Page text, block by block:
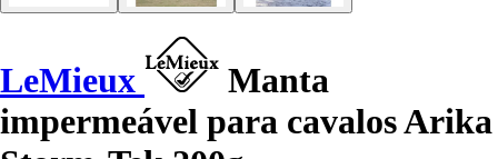
LeMieux
Manta
impermeável para cavalos Arika